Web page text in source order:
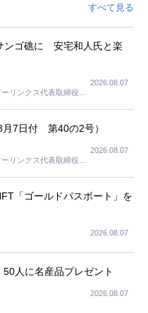
すべて見る
ンゴ礁に 安宅和人氏と楽
リンクス代表取締役社
2026.08.07
月7日付 第40の2号）
リンクス代表取締役社
2026.08.07
「ゴールドパスポート」を
2026.08.07
人に名産品プレゼント
2026.08.07